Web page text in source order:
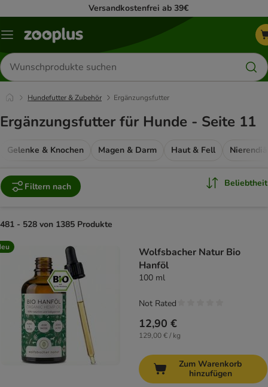
Versandkostenfrei ab 39€
Menü
Produkte
suchen
Hundefutter & Zubehör Ergänzungsfutter
Ergänzungsfutter für Hunde - Seite 11
Gelenke & Knochen Magen & Darm Haut & Fell
Filtern nach Beliebtheit
481 - 528 von 1385 Produkte
product items have been changed
Wolfsbacher Natur Bio
Hanföl
100 ml
12,90 €
129,00 € / kg
Not Rated
Zum Warenkorb
hinzufügen